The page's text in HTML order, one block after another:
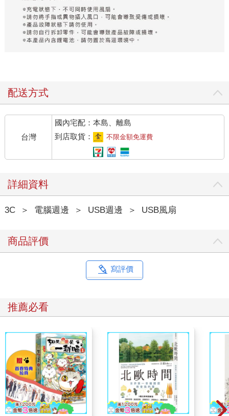
配送方式
台灣
國內宅配：本島、離島
到店取貨：
不限金額免運費
詳細資料
3C ＞ 電腦週邊 ＞ USB週邊 ＞ USB風扇
商品評價
寫評價
推薦必看